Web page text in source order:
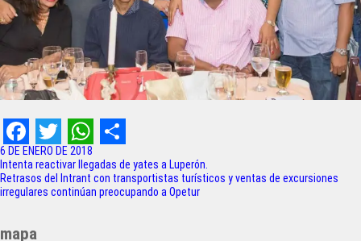
F
a
e
T
w
t
W
h
S
h
a
6 DE ENERO DE 2018
Navegación
de
Intenta reactivar llegadas de yates a Luperón.
Retrasos del Intrant con transportistas turísticos y ventas de excursiones
irregulares continúan preocupando a Opetur
mapa